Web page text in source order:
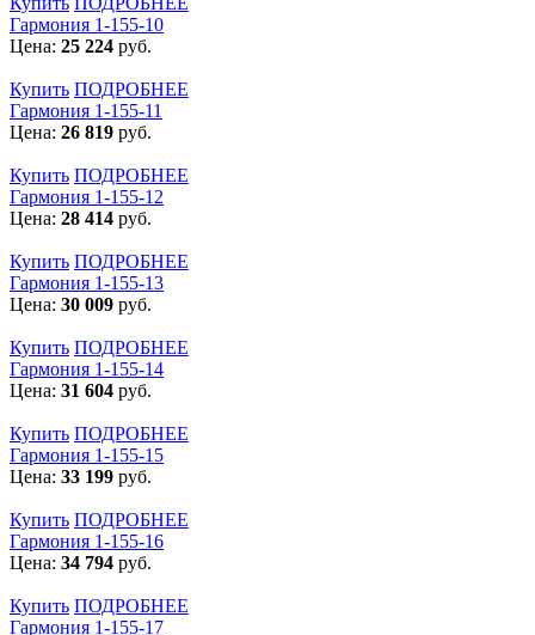
Гармония 1-155-10
Цена: 25 224 руб.
Купить ПОДРОБНЕЕ
Гармония 1-155-11
Цена: 26 819 руб.
Купить ПОДРОБНЕЕ
Гармония 1-155-12
Цена: 28 414 руб.
Купить ПОДРОБНЕЕ
Гармония 1-155-13
Цена: 30 009 руб.
Купить ПОДРОБНЕЕ
Гармония 1-155-14
Цена: 31 604 руб.
Купить ПОДРОБНЕЕ
Гармония 1-155-15
Цена: 33 199 руб.
Купить ПОДРОБНЕЕ
Гармония 1-155-16
Цена: 34 794 руб.
Купить ПОДРОБНЕЕ
Гармония 1-155-17